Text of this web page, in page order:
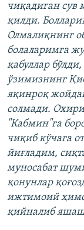
чиқадиган сув
қилди.
Олмалиқнинг
болаларимга
қабуллар
ўзимизнинг
яқинроқ
солмади.
"Кабмин"га
чиқиб кўчага
йиғладим,
муносабат
қонунлар
ижтимоий
қийналиб